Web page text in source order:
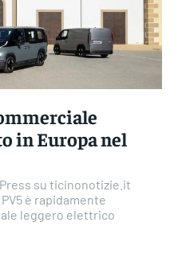
in Europa nel
su ticinonotizie.it
PV5 è rapidamente
leggero elettrico